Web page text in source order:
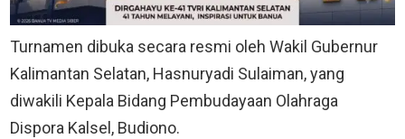
Turnamen dibuka secara resmi oleh Wakil Gubernur
Kalimantan Selatan, Hasnuryadi Sulaiman, yang
diwakili Kepala Bidang Pembudayaan Olahraga
Dispora Kalsel, Budiono.